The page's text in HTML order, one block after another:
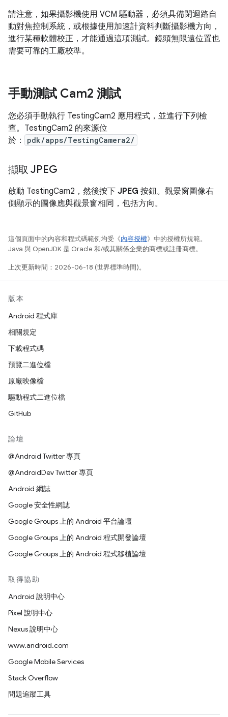
請注意，如果攝影機使用 VCM 驅動器，必須具備閉迴路自
動對焦控制系統，或根據使用加速計資料判斷攝影機方向，
進行某種軟體校正，才能通過這項測試。鏡頭無限遠位置也
需要可靠的工廠校準。
手動測試 Cam2 測試
您必須手動執行 TestingCam2 應用程式，並進行下列檢
查。TestingCam2 的來源位
於：
pdk/apps/TestingCamera2/
擷取 JPEG
啟動 TestingCam2，然後按下 JPEG 按鈕。觀景窗圖像右
側顯示的圖像應與觀景窗相同，包括方向。
這個頁面中的內容和程式碼範例均受《內容授權》中的授權所規範。
Java 與 OpenJDK 是 Oracle 和/或其關係企業的商標或註冊商標。
上次更新時間：2026-06-18 (世界標準時間)。
版本
Android 程式庫
相關規定
下載程式碼
預覽二進位檔
原廠映像檔
驅動程式二進位檔
GitHub
論壇
@Android Twitter 專頁
@AndroidDev Twitter 專頁
Android 網誌
Google 安全性網誌
Google Groups 上的 Android 平台論壇
Google Groups 上的 Android 程式開發論壇
Google Groups 上的 Android 程式移植論壇
取得協助
Android 說明中心
Pixel 說明中心
Nexus 說明中心
www.android.com
Google Mobile Services
Stack Overflow
問題追蹤工具